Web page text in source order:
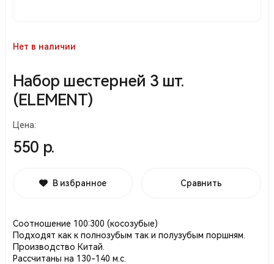
Нет в наличии
Набор шестерней 3 шт.
(ELEMENT)
Цена:
550 р.
В избранное Сравнить
Соотношение 100:300 (косозубые)
Подходят как к полнозубым так и полузубым поршням.
Производство Китай.
Рассчитаны на 130-140 м.с.